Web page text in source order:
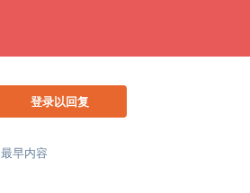
登录以回复
最早内容